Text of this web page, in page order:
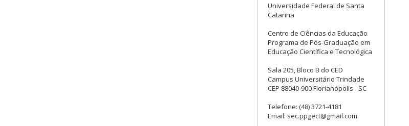
Universidade Federal de Santa
Catarina
Centro de Ciências da Educação
Programa de Pós-Graduação em
Educação Científica e Tecnológica
Sala 205, Bloco B do CED
Campus Universitário Trindade
CEP 88040-900 Florianópolis - SC
Telefone: (48) 3721-4181
Email: sec.ppgect@gmail.com